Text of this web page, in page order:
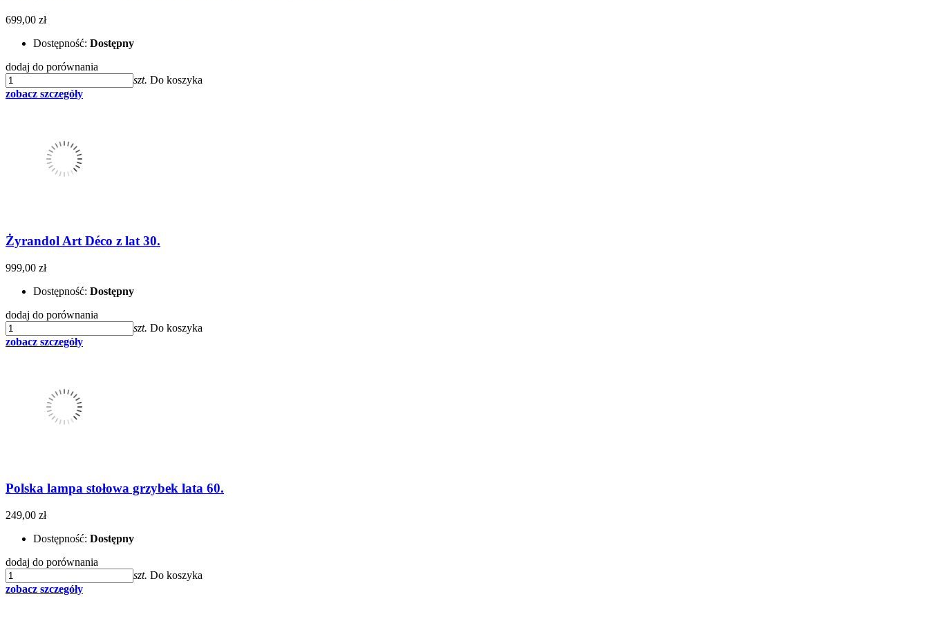
699,00 zł
Dostępność: Dostępny
dodaj do porównania
szt. Do koszyka
zobacz szczegóły
Żyrandol Art Déco z lat 30.
999,00 zł
Dostępność: Dostępny
dodaj do porównania
szt. Do koszyka
zobacz szczegóły
Polska lampa stołowa grzybek lata 60.
249,00 zł
Dostępność: Dostępny
dodaj do porównania
szt. Do koszyka
zobacz szczegóły